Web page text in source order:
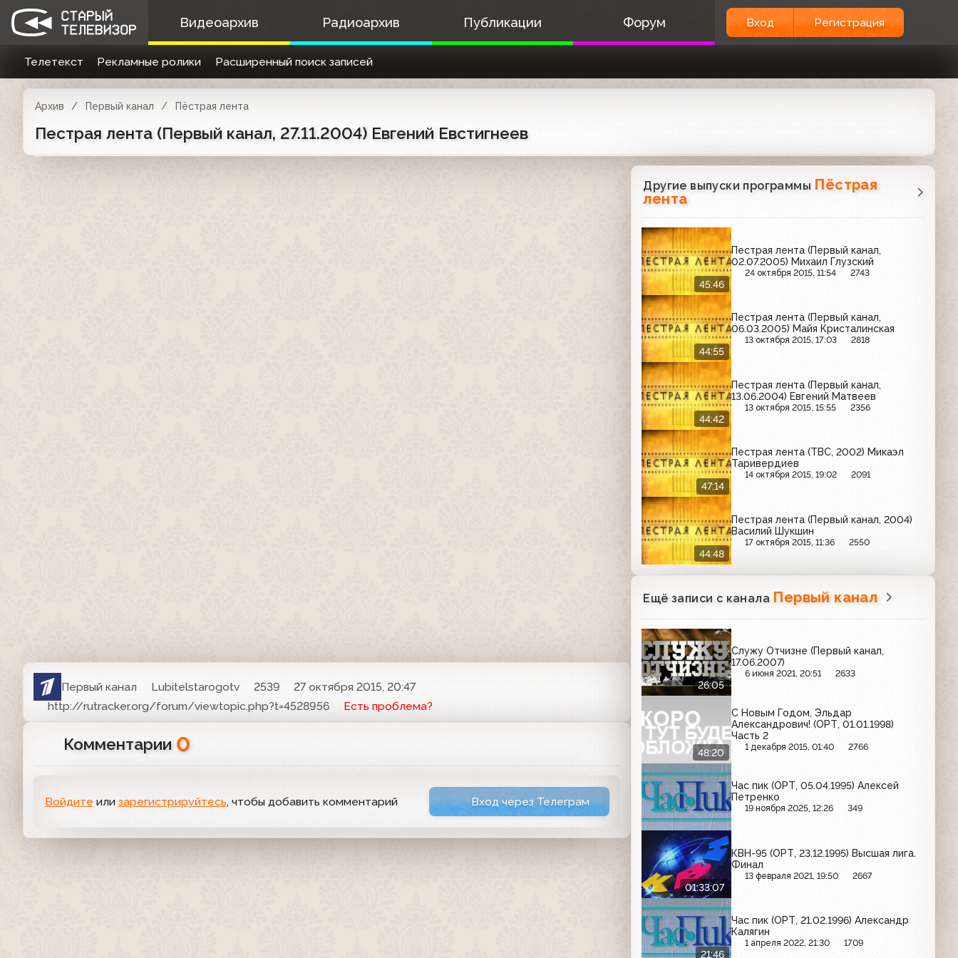
Видеоархив Радиоархив Публикации Форум Вход Регистрация
Телетекст Рекламные ролики Расширенный поиск записей
Архив Первый канал Пёстрая лента
Пестрая лента (Первый канал, 27.11.2004) Евгений Евстигнеев
Первый канал Lubitelstarogotv 2539
27 октября 2015, 20:47
http://rutracker.org/forum/viewtopic.php?t=4528956
Есть проблема?
Комментарии 0
Войдите или зарегистрируйтесь, чтобы добавить комментарий Вход через Телеграм
Другие выпуски программы Пёстрая
лента
45:46
Пестрая лента (Первый канал,
02.07.2005) Михаил Глузский
24 октября 2015, 11:54 2743
44:55
Пестрая лента (Первый канал,
06.03.2005) Майя Кристалинская
13 октября 2015, 17:03 2818
44:42
Пестрая лента (Первый канал,
13.06.2004) Евгений Матвеев
13 октября 2015, 15:55 2356
47:14
Пестрая лента (ТВС, 2002) Микаэл
Таривердиев
14 октября 2015, 19:02 2091
44:48
Пестрая лента (Первый канал, 2004)
Василий Шукшин
17 октября 2015, 11:36 2550
Ещё записи с канала Первый канал
26:05
Служу Отчизне (Первый канал,
17.06.2007)
6 июня 2021, 20:51 2633
48:20
С Новым Годом, Эльдар
Александрович! (ОРТ, 01.01.1998)
Часть 2
1 декабря 2015, 01:40 2766
Час пик (ОРТ, 05.04.1995) Алексей
Петренко
19 ноября 2025, 12:26 349
01:33:07
КВН-95 (ОРТ, 23.12.1995) Высшая лига.
Финал
13 февраля 2021, 19:50 2667
21:46
Час пик (ОРТ, 21.02.1996) Александр
Калягин
1 апреля 2022, 21:30 1709